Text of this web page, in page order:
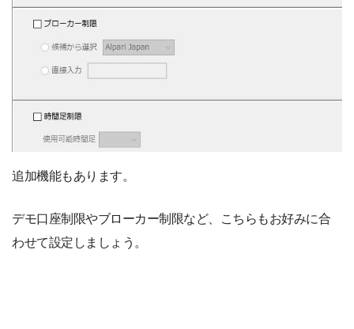
追加機能もあります。
デモ口座制限やブローカー制限など、こちらもお好みに合
わせて設定しましょう。